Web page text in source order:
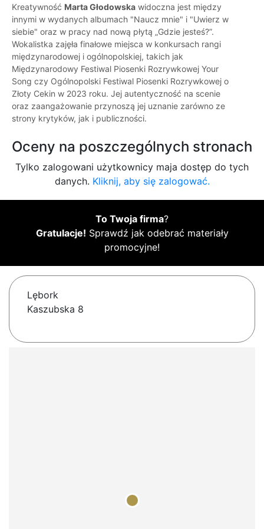
Kreatywność Marta Głodowska widoczna jest między
innymi w wydanych albumach "Naucz mnie" i "Uwierz w
siebie" oraz w pracy nad nową płytą „Gdzie jesteś?”.
Wokalistka zajęła finałowe miejsca w konkursach rangi
międzynarodowej i ogólnopolskiej, takich jak
Międzynarodowy Festiwal Piosenki Rozrywkowej Your
Song czy Ogólnopolski Festiwal Piosenki Rozrywkowej o
Złoty Cekin w 2023 roku. Jej autentyczność na scenie
oraz zaangażowanie przynoszą jej uznanie zarówno ze
strony krytyków, jak i publiczności.
Oceny na poszczególnych stronach
Tylko zalogowani użytkownicy maja dostęp do tych
danych. Kliknij, aby się zalogować.
To Twoja firma?
Gratulacje! Sprawdź jak odebrać materiały
promocyjne!
Lębork
Kaszubska 8